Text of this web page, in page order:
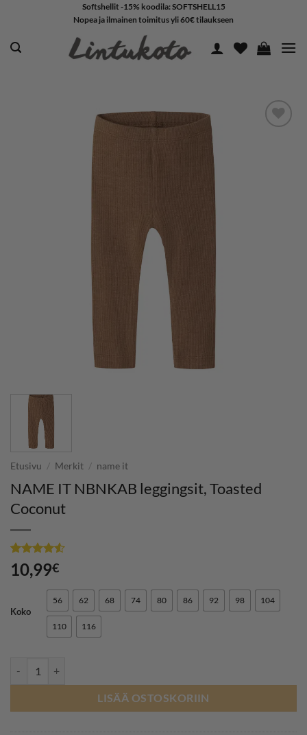
content
Softshellit -15% koodila: SOFTSHELL15
Nopea ja ilmainen toimitus yli 60€ tilaukseen
SUOSIKKEIHIN
Etusivu / Merkit / name it
NAME IT NBNKAB leggingsit, Toasted
Coconut
Arvio4.5
5:stä
2
arvotukseen.
10,99€
Koko
56 62 68 74 80 86 92 98 104
110 116
LISÄÄ OSTOSKORIIN